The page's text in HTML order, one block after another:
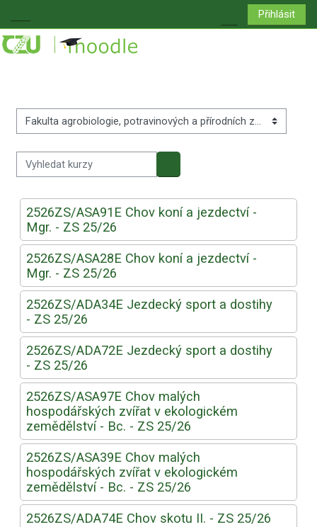
Boční panel
Přepnout
Přihlásit
Kategorie kurzů
Vyhledat kurzy
Vyhledat kurzy
2526ZS/ASA91E Chov koní a jezdectví -
Mgr. - ZS 25/26
2526ZS/ASA28E Chov koní a jezdectví -
Mgr. - ZS 25/26
2526ZS/ADA34E Jezdecký sport a dostihy
- ZS 25/26
2526ZS/ADA72E Jezdecký sport a dostihy
- ZS 25/26
2526ZS/ASA97E Chov malých
hospodářských zvířat v ekologickém
zemědělství - Bc. - ZS 25/26
2526ZS/ASA39E Chov malých
hospodářských zvířat v ekologickém
zemědělství - Bc. - ZS 25/26
2526ZS/ADA74E Chov skotu II. - ZS 25/26